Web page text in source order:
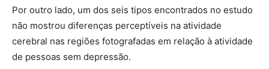
Por outro lado, um dos seis tipos encontrados no estudo
não mostrou diferenças perceptíveis na atividade
cerebral nas regiões fotografadas em relação à atividade
de pessoas sem depressão.